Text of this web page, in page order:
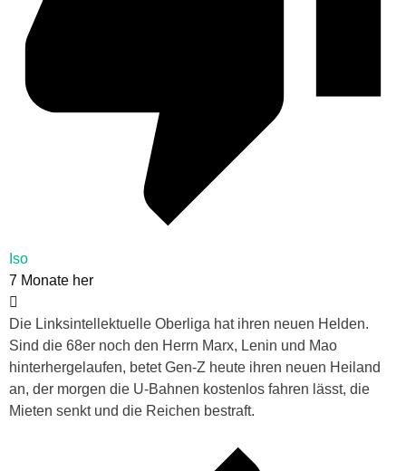
Iso
7 Monate her
Die Linksintellektuelle Oberliga hat ihren neuen Helden.
Sind die 68er noch den Herrn Marx, Lenin und Mao
hinterhergelaufen, betet Gen-Z heute ihren neuen Heiland
an, der morgen die U-Bahnen kostenlos fahren lässt, die
Mieten senkt und die Reichen bestraft.